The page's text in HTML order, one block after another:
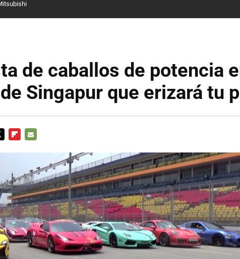
de caballos de potencia
Singapur que erizará tu